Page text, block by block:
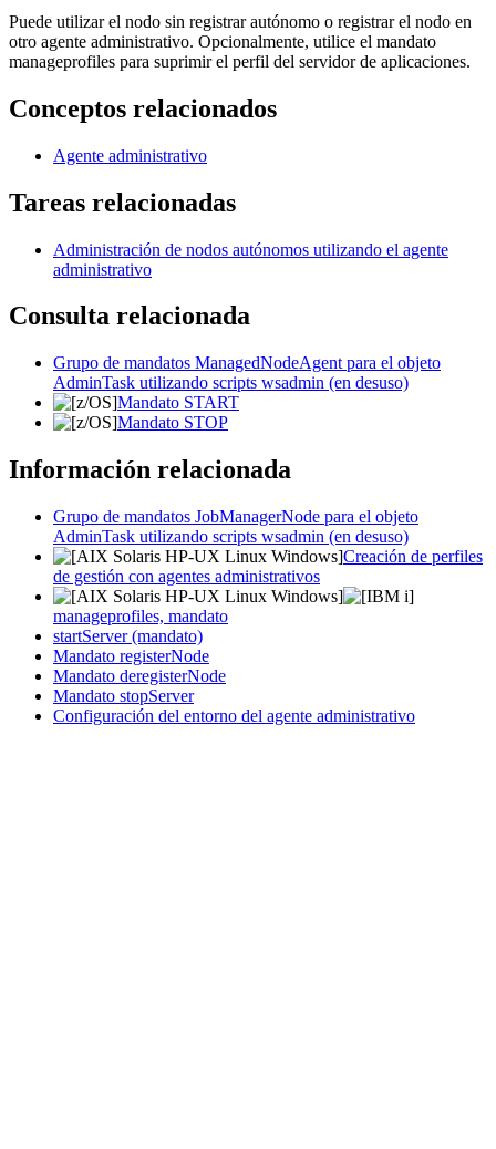
Puede utilizar el nodo sin registrar autónomo o registrar el nodo en
otro agente administrativo. Opcionalmente, utilice el mandato
manageprofiles para suprimir el perfil del servidor de aplicaciones.
Conceptos relacionados
Agente administrativo
Tareas relacionadas
Administración de nodos autónomos utilizando el agente
administrativo
Consulta relacionada
Grupo de mandatos ManagedNodeAgent para el objeto
AdminTask utilizando scripts wsadmin (en desuso)
Mandato START
Mandato STOP
Información relacionada
Grupo de mandatos JobManagerNode para el objeto
AdminTask utilizando scripts wsadmin (en desuso)
Creación de perfiles
de gestión con agentes administrativos
manageprofiles, mandato
startServer (mandato)
Mandato registerNode
Mandato deregisterNode
Mandato stopServer
Configuración del entorno del agente administrativo